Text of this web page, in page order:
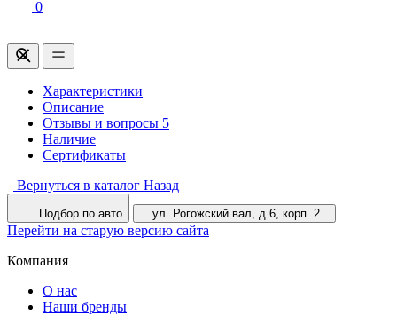
0
Характеристики
Описание
Отзывы и вопросы 5
Наличие
Сертификаты
Вернуться в каталог Назад
Подбор по авто ул. Рогожский вал, д.6, корп. 2
Перейти на старую версию сайта
Компания
О нас
Наши бренды